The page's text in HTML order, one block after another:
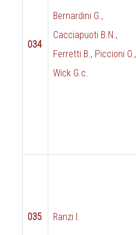
034
Bernardini G.,
Cacciapuoti B.N.,
Ferretti B., Piccioni O.,
Wick G.c.
035 Ranzi I.